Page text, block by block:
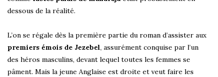
dessous de la réalité.
L’on se régale dès la première partie du roman d’assister aux
premiers émois de Jezebel, assurément conquise par l’un
des héros masculins, devant lequel toutes les femmes se
pâment. Mais la jeune Anglaise est droite et veut faire les